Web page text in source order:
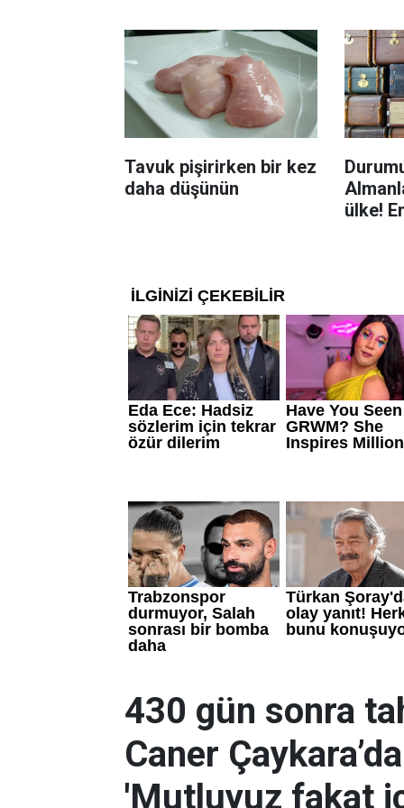
Tavuk pişirirken bir kez
daha düşünün
ülke!
430 gün sonra
Caner
'Mutluyuz fakat